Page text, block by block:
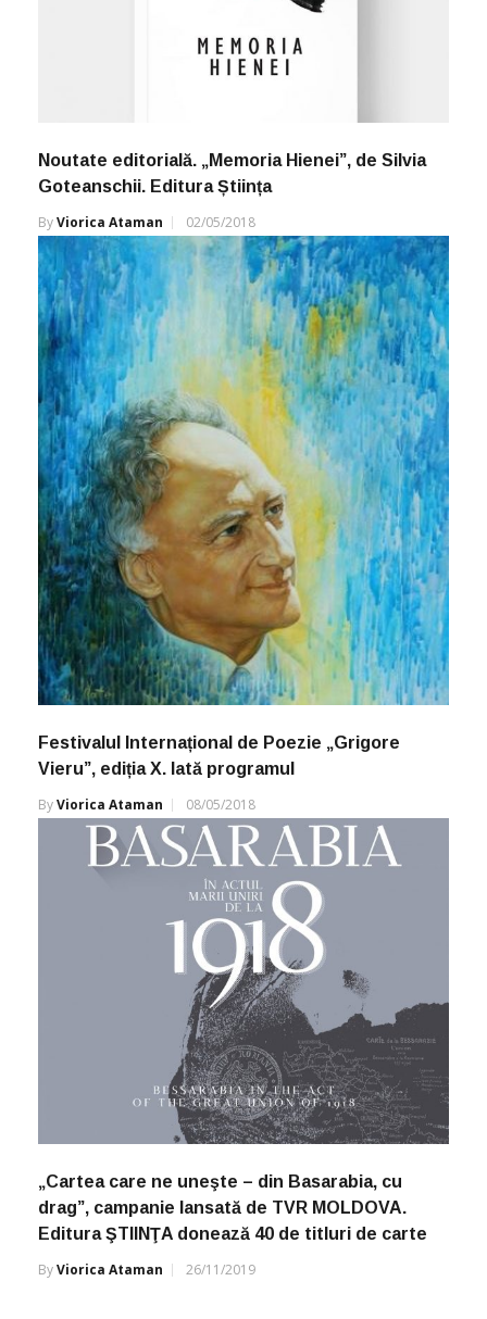
Noutate editorială. „Memoria Hienei”, de Silvia
Goteanschii. Editura Știința
ByViorica Ataman 02/05/2018
Festivalul Internațional de Poezie „Grigore
Vieru”, ediția X. Iată programul
ByViorica Ataman 08/05/2018
„Cartea care ne uneşte – din Basarabia, cu
drag”, campanie lansată de TVR MOLDOVA.
Editura ŞTIINŢA donează 40 de titluri de carte
ByViorica Ataman 26/11/2019